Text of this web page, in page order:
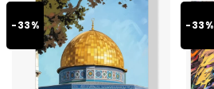
-33% -33%